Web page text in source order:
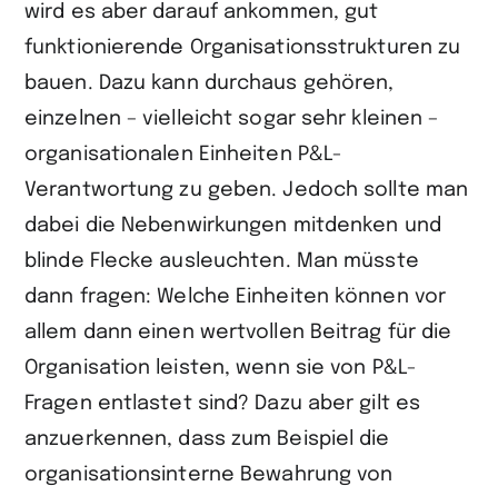
wird es aber darauf ankommen, gut
funktionierende Organisationsstrukturen zu
bauen. Dazu kann durchaus gehören,
einzelnen – vielleicht sogar sehr kleinen –
organisationalen Einheiten P&L-
Verantwortung zu geben. Jedoch sollte man
dabei die Nebenwirkungen mitdenken und
blinde Flecke ausleuchten. Man müsste
dann fragen: Welche Einheiten können vor
allem dann einen wertvollen Beitrag für die
Organisation leisten, wenn sie von P&L-
Fragen entlastet sind? Dazu aber gilt es
anzuerkennen, dass zum Beispiel die
organisationsinterne Bewahrung von